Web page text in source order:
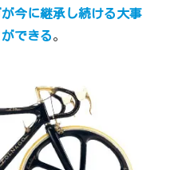
今に継承し続ける大事
できる。